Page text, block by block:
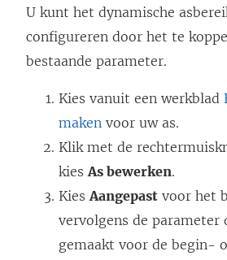
U kunt het dynamische
configureren door het te
bestaande parameter.
Kies vanuit een werkblad
maken voor uw as.
Klik met de
kiesAs bewerken.
KiesAangepast voor het
vervolgens de parameter
gemaakt voor de begin-